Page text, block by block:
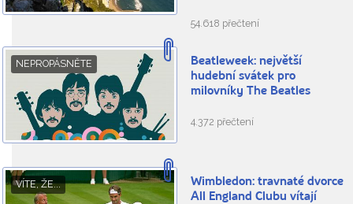
54.618 přečtení
NEPROPÁSNĚTE
Beatleweek: největší
hudební svátek pro
milovníky The Beatles
4.372 přečtení
VÍTE, ŽE...
Wimbledon: travnaté dvorce
All England Clubu vítají